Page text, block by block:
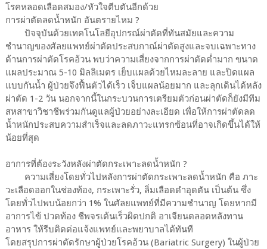
โรคหลอดเลือดสมอง/หัวใจตีบตันอีกด้วย
การผ่าตัดลดน้ำหนัก อันตรายไหม ?
ปัจจุบันด้วยเทคโนโลยีอุปกรณ์ผ่าตัดที่ทันสมัยและความ
ชำนาญของศัลยแพทย์ผ่าตัดประสบกาณ์ผ่าตัดสูงและจบเฉพาะทาง
ด้านการผ่าตัดโรคอ้วน พบว่าความเสี่ยงจากการผ่าตัดต่ำมาก ขนาด
แผลประมาณ 5-10 มิลลิเมตร เย็บแผลด้วยไหมละลาย และปิดแผล
แบบกันน้ำ ผู้ป่วยจึงฟื้นตัวได้เร็ว เจ็บแผลน้อยมาก และลุกเดินได้หลัง
ผ่าตัด 1-2 วัน นอกจากนี้ในกระบวนการเตรียมตัวก่อนผ่าตัดก็ยังมีทีม
สหสาขาวิชาชีพร่วมกันดูแลผู้ป่วยอย่างละเอียด เพื่อให้การผ่าตัดลด
น้ำหนักประสบความสำเร็จและลดภาวะแทรกซ้อนที่อาจเกิดขึ้นได้ให้
น้อยที่สุด
อาการที่ต้องระวังหลังผ่าตัดกระเพาะลดน้ำหนัก ?
ความเสี่ยงโดยทั่วไปหลังการผ่าตัดกระเพาะลดน้ำหนัก คือ ภาะ
วะเลือดออกในช่องท้อง, กระเพาะรั่ว, ลิ่มเลือดดำอุดตัน เป็นต้น ซึ่ง
โดยทั่วไปพบน้อยกว่า 1% ในศัลยแพทย์ที่มีความชำนาญ โดยหากมี
อาการไข้ ปวดท้อง ชีพจรเต้นเร็วผิดปกติ อาเจียนตลอดหลังทาน
อาหาร ให้รีบติดต่อแจ้งแพทย์และพยาบาลได้ทันที
โดยสรุปการผ่าตัดรักษาผู้ป่วยโรคอ้วน (Bariatric Surgery) ในผู้ป่วย